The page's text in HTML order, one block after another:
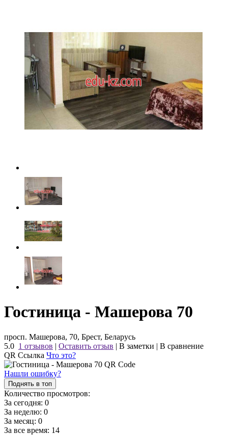
Гостиница - Машерова 70
просп. Машерова, 70, Брест, Беларусь
5.0 1 отзывов | Оставить отзыв | В заметки | В сравнение
QR Ссылка Что это?
Нашли ошибку?
Поднять в топ
Количество просмотров:
За сегодня: 0
За неделю: 0
За месяц: 0
За все время: 14